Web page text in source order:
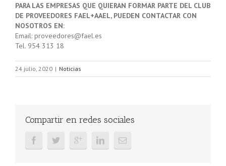
PARA LAS EMPRESAS QUE QUIERAN FORMAR PARTE DEL CLUB
DE PROVEEDORES FAEL+AAEL, PUEDEN CONTACTAR CON
NOSOTROS EN:
Email: proveedores@fael.es
Tel. 954 313 18
24 julio, 2020 | Noticias
Compartir en redes sociales